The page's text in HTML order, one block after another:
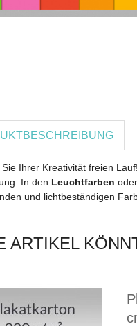
Sie Ihrer Kreativität freien
In den Leuchtfarben
und lichtbeständigen
ARTIKEL